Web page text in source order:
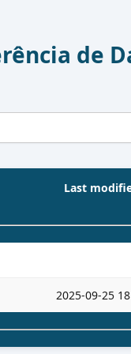
de
Last
2025-09-25